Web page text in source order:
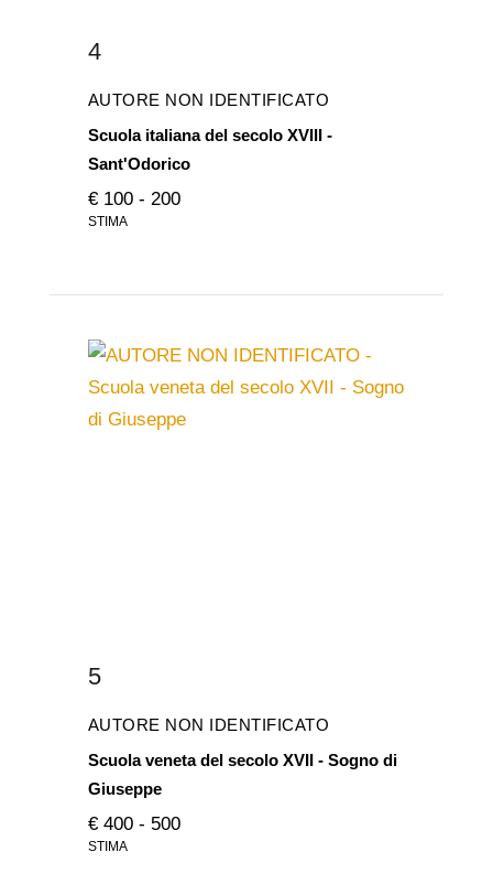
4
AUTORE NON IDENTIFICATO
Scuola italiana del secolo XVIII -
Sant'Odorico
€ 100 - 200
STIMA
5
AUTORE NON IDENTIFICATO
Scuola veneta del secolo XVII - Sogno di
Giuseppe
€ 400 - 500
STIMA